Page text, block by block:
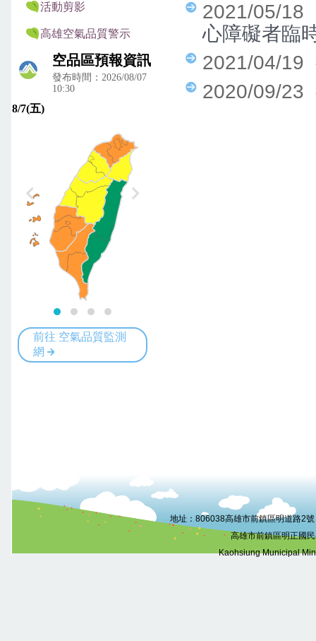
活動剪影
高雄空氣品質警示
2021/05/
心障礙者臨
2021/04/19
2020/09/23
:::
地址：806038高雄市前鎮區明道路2
高雄市前鎮區明正國
Kaohsiung Municipal